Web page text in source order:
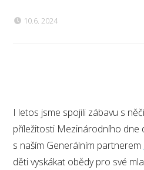
10.6. 2024
I letos jsme spojili zábavu s
příležitosti Mezinárodního dne
s naším Generálním partnerem
děti vyskákat obědy pro své